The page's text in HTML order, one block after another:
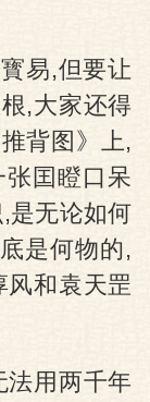
易,但要让
,大家还得
背图》上,
囯瞪口呆
是无论如何
是何物的,
风和袁天罡
法用两千年